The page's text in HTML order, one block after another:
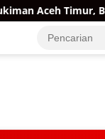
Aceh Timur,